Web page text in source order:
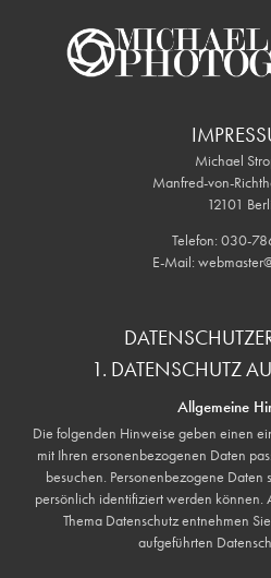
Michael
Manfred-von-
12101
Telefon: 030-
E-Mail:
1. DATENSCHUTZ
Allgemeine
Die folgenden Hinweise geben einen
mit Ihren ersonenbezogenen Daten
besuchen. Personenbezogene Daten
persönlich identifiziert werden können.
Thema Datenschutz entnehmen
aufgeführten